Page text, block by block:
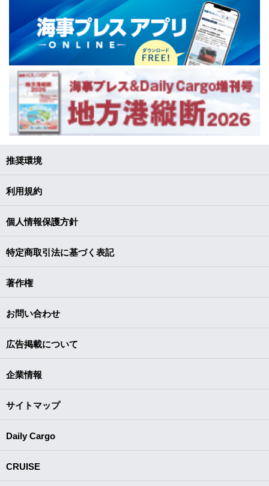
推奨環境
利用規約
個人情報保護方針
特定商取引法に基づく表記
著作権
お問い合わせ
広告掲載について
企業情報
サイトマップ
Daily Cargo
CRUISE